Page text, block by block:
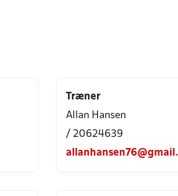
Træner
Allan Hansen
/ 20624639